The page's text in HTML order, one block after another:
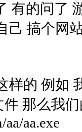
有的问了
己 搞个网
样的 例如
件 那么我
aa.exe